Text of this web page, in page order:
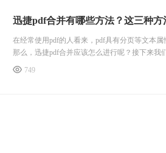
迅捷pdf合并有哪些方法？这三种方
在经常使用pdf的人看来，pdf具有分页等文本
那么，迅捷pdf合并应该怎么进行呢？接下来我
749